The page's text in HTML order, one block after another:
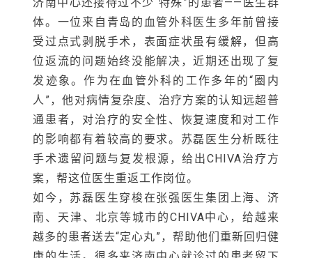
通患者，对治疗的安全性、恢复速度和对工作
的影响都有着较高的要求。苏磊医生分析既往
手术遗留问题与复发根源，给出CHIVA治疗方
案，帮这位医生重返工作岗位。
如今，苏磊医生穿梭在张强医生集团上海、济
南、天津、北京等城市的CHIVA中心，给越来
越多的患者送去“定心丸”，帮助他们重新回归健
康的生活。很多来济南中心就诊过的患者留下
反馈，这里的医护团队很少说晦涩的术语，总
能把复杂的病情，换成通俗易懂大白话，让大
家听得明白、看得透彻。即便过去了很多年，
仍有不少康复的患者主动发来消息，说说自己
的近况，分享近来的心情。